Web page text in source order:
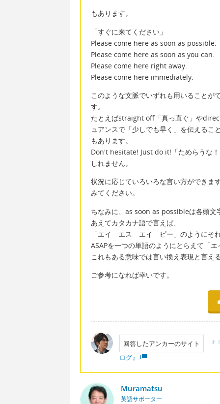
もあります。
「すぐに来てください」
Please come here as soon as possible.
Please come here as soon as you can.
Please come here right away.
Please come here immediately.
このような文脈でいずれも用いることが
す。
たとえばstraight off「真っ直ぐ」や
ュアンスで「少しでも早く」を伝える
もあります。
Don't hesitate! Just do it!「ためらうな
しれません。
状況に応じていろいろな言い方ができま
みてください。
ちなみに、as soon as possibleは各頭文
あえてカタカナ語で言えば、
「エイ エス エイ ピー」のようにそ
ASAPを一つの単語のようにとらえて「
これもある意味では言い換え表現と言え
ご参考になれば幸いです。
回答したアンカーのサイト
ログ』
Muramatsu
英語サポーター